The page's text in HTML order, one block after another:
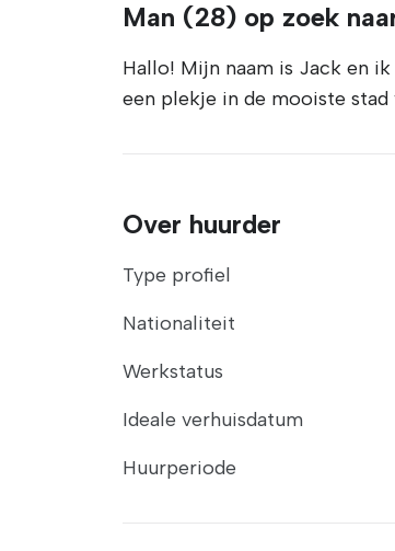
Man (28) op zoek
Hallo! Mijn naam is Jack en
een plekje in de mooiste stad
Over huurder
Type profiel
Nationaliteit
Werkstatus
Ideale verhuisdatum
Huurperiode